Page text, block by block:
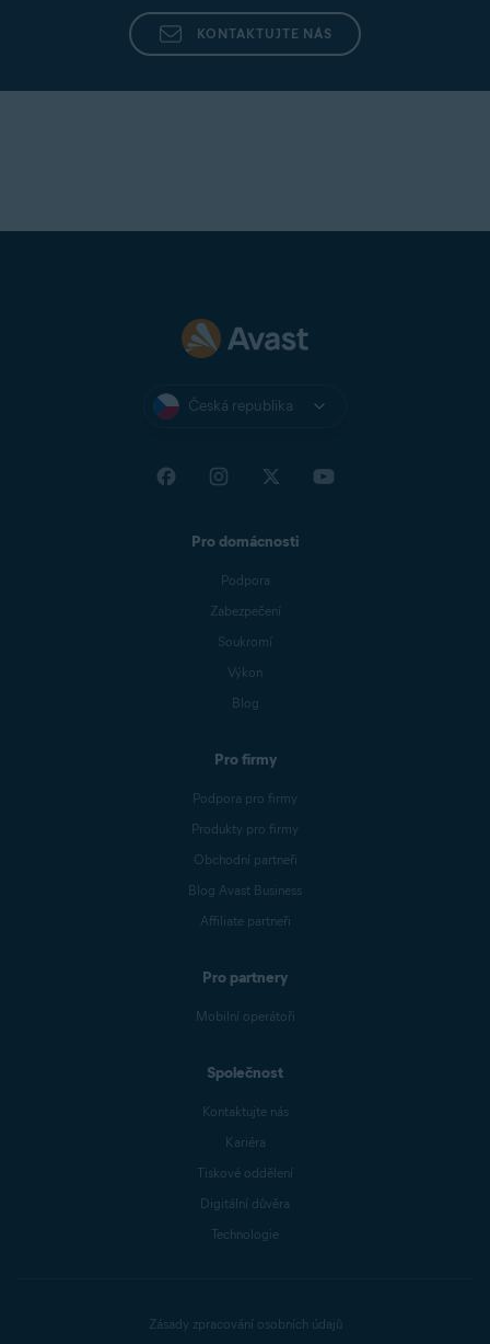
KONTAKTUJTE NÁS
Česká republika
Pro domácnosti
Podpora
Zabezpečení
Soukromí
Výkon
Blog
Pro firmy
Podpora pro firmy
Produkty pro firmy
Obchodní partneři
Blog Avast Business
Affiliate partneři
Pro partnery
Mobilní operátoři
Společnost
Kontaktujte nás
Kariéra
Tiskové oddělení
Digitální důvěra
Technologie
Zásady zpracování osobních údajů